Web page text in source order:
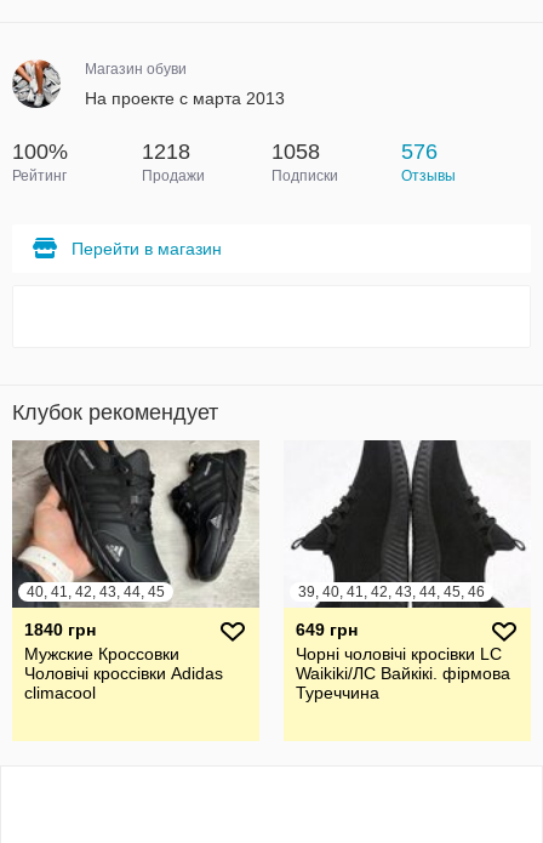
Магазин обуви
На проекте с марта 2013
100%
Рейтинг
1218
Продажи
1058
Подписки
576
Отзывы
Перейти в магазин
Клубок рекомендует
40, 41, 42, 43, 44, 45
1840 грн
Мужские Кроссовки
Чоловічі кроссівки Adidas
climacool
39, 40, 41, 42, 43, 44, 45, 46
649 грн
Чорні чоловічі кросівки LC
Waikiki/ЛС Вайкікі. фірмова
Туреччина